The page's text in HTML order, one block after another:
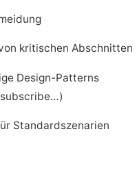
kritischen Abschnitten
Design-Patterns
Standardszenarien